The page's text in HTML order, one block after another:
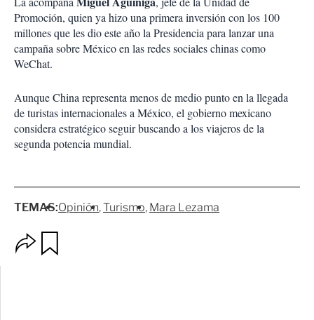
Promoción, quien ya hizo una primera inversión con los 100
millones que les dio este año la Presidencia para lanzar una
campaña sobre México en las redes sociales chinas como
WeChat.
Aunque China representa menos de medio punto en la llegada
de turistas internacionales a México, el gobierno mexicano
considera estratégico seguir buscando a los viajeros de la
segunda potencia mundial.
TEMAS:Opinión Turismo Mara Lezama
p